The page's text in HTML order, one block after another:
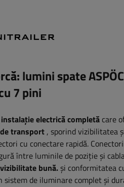
lumini spate
7 pini
electrică completă care
transport , sporind vizibilitatea
cu conectare rapidă.
între luminile de poziție și
bună.și conformitatea
sistem de iluminare complet și